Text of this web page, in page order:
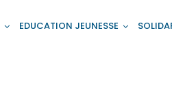
EDUCATION JEUNESSE